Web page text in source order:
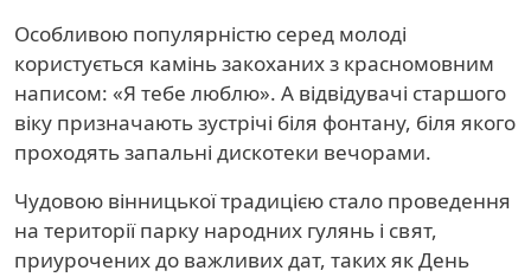
Особливою популярністю серед молоді
користується камінь закоханих з красномовним
написом: «Я тебе люблю». А відвідувачі старшого
віку призначають зустрічі біля фонтану, біля якого
проходять запальні дискотеки вечорами.
Чудовою вінницької традицією стало проведення
на території парку народних гулянь і свят,
приурочених до важливих дат, таких як День